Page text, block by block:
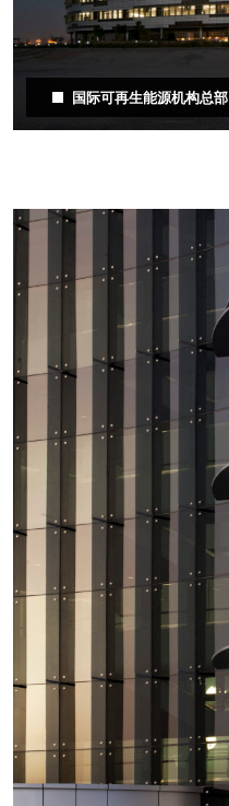
国际可再生能源机构总部